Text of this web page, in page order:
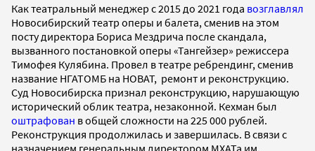
Как театральный менеджер с 2015 до 2021 года возглавлял
Новосибирский театр оперы и балета, сменив на этом
посту директора Бориса Мездрича после скандала,
вызванного постановкой оперы «Тангейзер» режиссера
Тимофея Кулябина. Провел в театре ребрендинг, сменив
название НГАТОМБ на НОВАТ, ремонт и реконструкцию.
Суд Новосибирска признал реконструкцию, нарушающую
исторический облик театра, незаконной. Кехман был
оштрафован в общей сложности на 225 000 рублей.
Реконструкция продолжилась и завершилась. В связи с
назначением генеральным директором МХАТа им.